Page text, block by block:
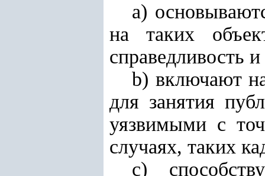
а)
на таких
справедливость
b) включают
для занятия
уязвимыми с
случаях, таких
с)